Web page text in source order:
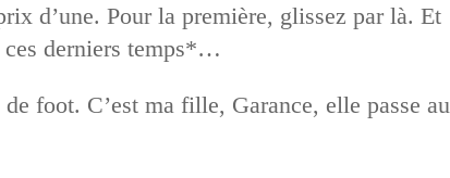
d’une. Pour la première, glissez par là. Et
ces derniers temps*…
foot. C’est ma fille, Garance, elle passe au